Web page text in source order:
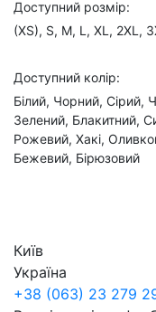
Доступний розмір:
(XS), S, M, L, XL, 2XL,
Доступний колір:
Білий, Чорний,
Зелений, Блакитний,
Рожевий, Хакі,
Бежевий, Бірюзовий
Київ
Україна
+38 (063) 23 279